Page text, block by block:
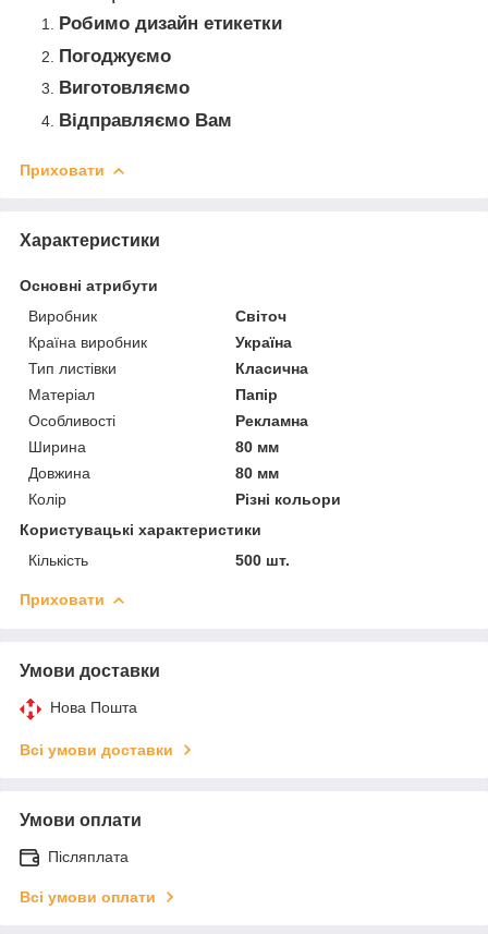
Робимо дизайн етикетки
Погоджуємо
Виготовляємо
Відправляємо Вам
Приховати
Характеристики
Основні атрибути
Виробник
Світоч
Країна виробник
Україна
Тип листівки
Класична
Матеріал
Папір
Особливості
Рекламна
Ширина
80 мм
Довжина
80 мм
Колір
Різні кольори
Користувацькі характеристики
Кількість
500 шт.
Приховати
Умови доставки
Нова Пошта
Всі умови доставки
Умови оплати
Післяплата
Всі умови оплати